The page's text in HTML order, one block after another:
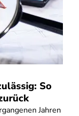
So
Jahren